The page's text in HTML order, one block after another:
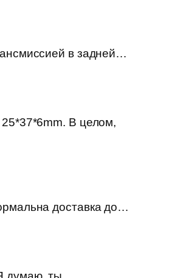
в задней…
В целом,
доставка до…